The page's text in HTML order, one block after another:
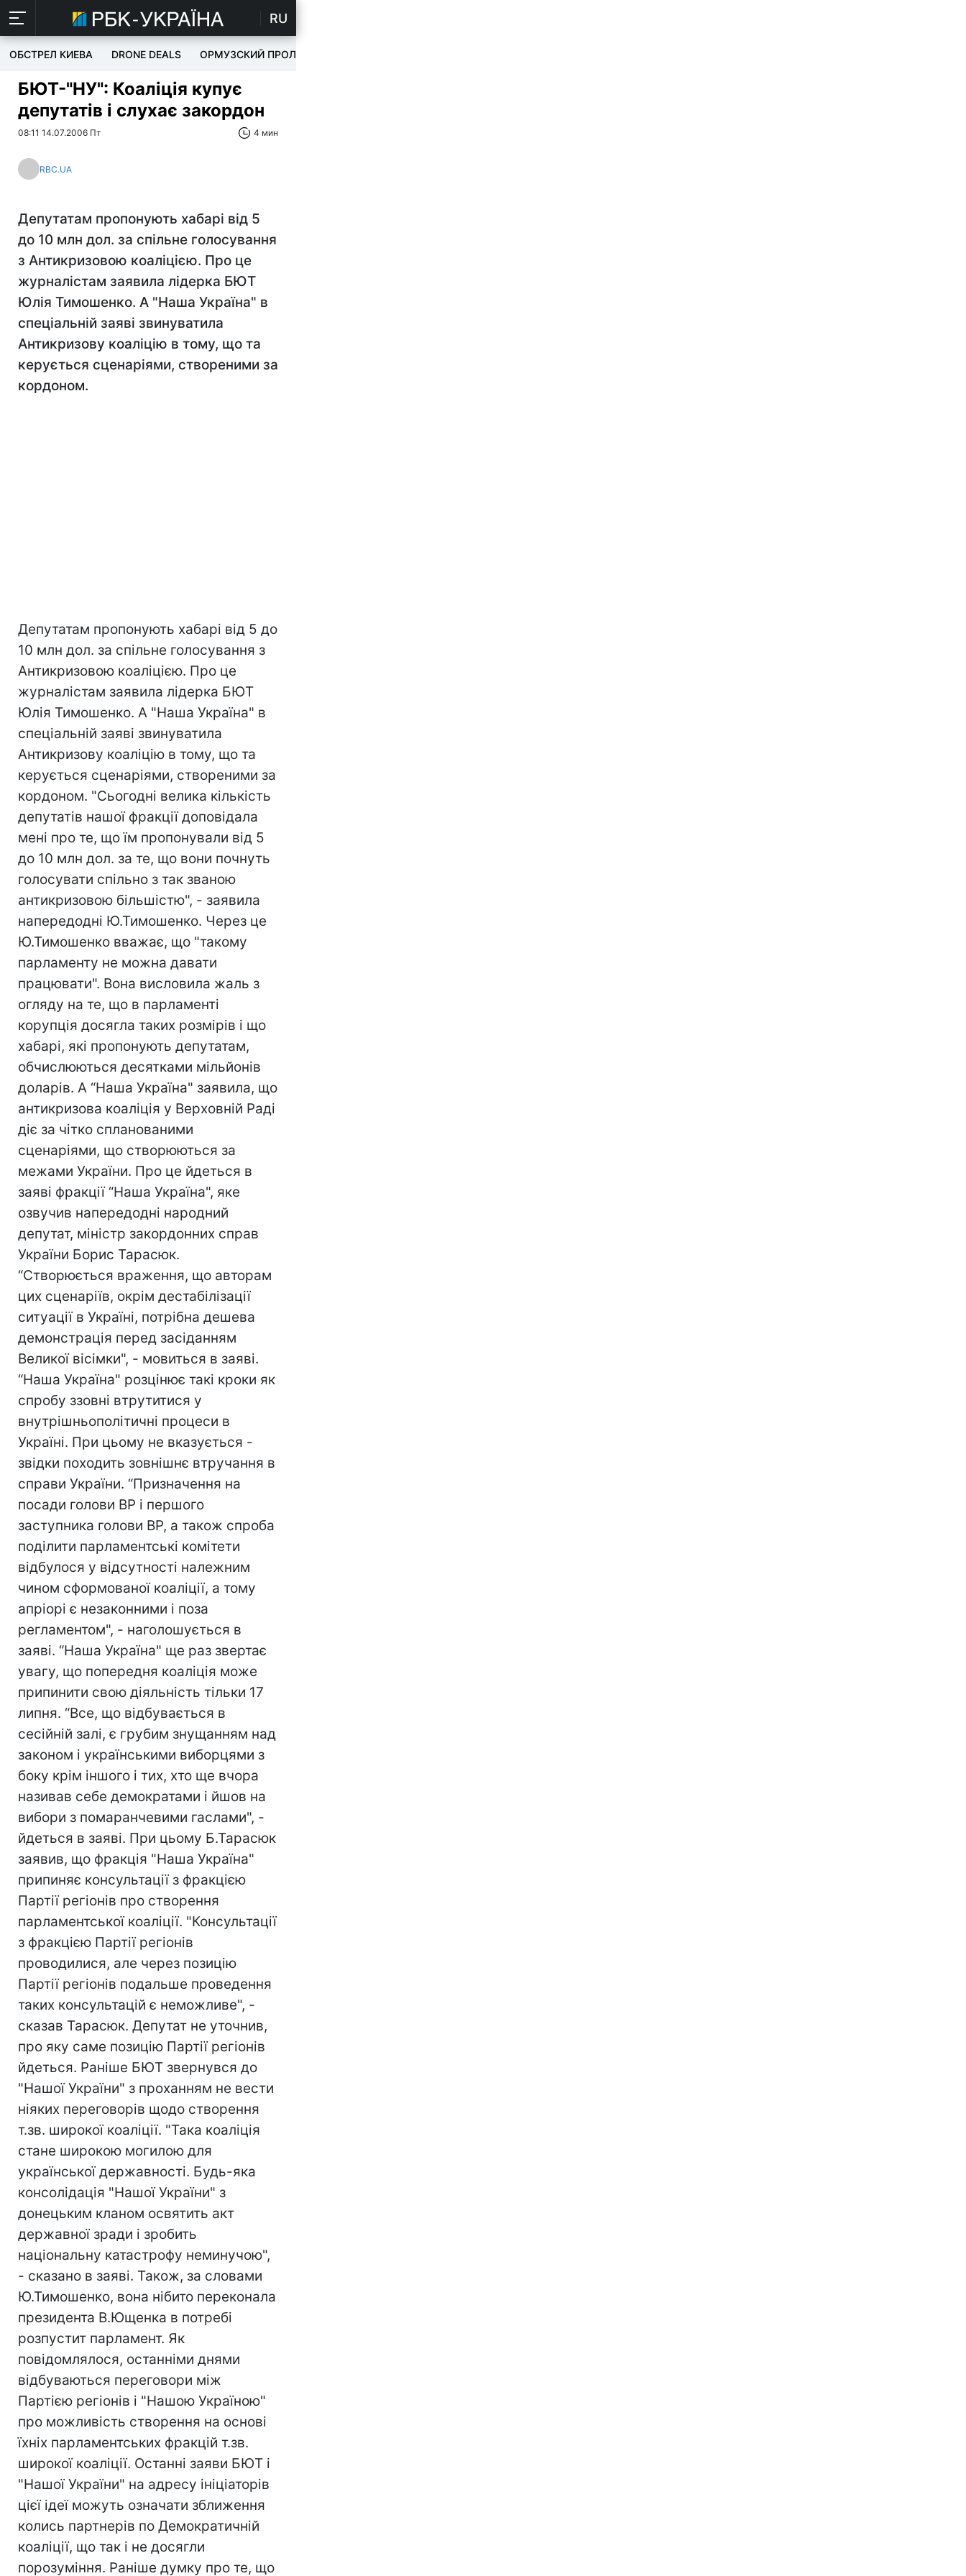
RU
ОБСТРЕЛ КИЕВА DRONE DEALS ОРМУЗСКИЙ ПРОЛИВ
БЮТ-"НУ": Коаліція купує
депутатів і слухає закордон
08:11 14.07.2006 Пт 4 мин
RBC.UA
Депутатам пропонують хабарі від 5
до 10 млн дол. за спільне голосування
з Антикризовою коаліцією. Про це
журналістам заявила лідерка БЮТ
Юлія Тимошенко. А "Наша Україна" в
спеціальній заяві звинуватила
Антикризову коаліцію в тому, що та
керується сценаріями, створеними за
кордоном.
Депутатам пропонують хабарі від 5 до
10 млн дол. за спільне голосування з
Антикризовою коаліцією. Про це
журналістам заявила лідерка БЮТ
Юлія Тимошенко. А "Наша Україна" в
спеціальній заяві звинуватила
Антикризову коаліцію в тому, що та
керується сценаріями, створеними за
кордоном. "Сьогодні велика кількість
депутатів нашої фракції доповідала
мені про те, що їм пропонували від 5
до 10 млн дол. за те, що вони почнуть
голосувати спільно з так званою
антикризовою більшістю", - заявила
напередодні Ю.Тимошенко. Через це
Ю.Тимошенко вважає, що "такому
парламенту не можна давати
працювати". Вона висловила жаль з
огляду на те, що в парламенті
корупція досягла таких розмірів і що
хабарі, які пропонують депутатам,
обчислюються десятками мільйонів
доларів. А “Наша Україна" заявила, що
антикризова коаліція у Верховній Раді
діє за чітко спланованими
сценаріями, що створюються за
межами України. Про це йдеться в
заяві фракції “Наша Україна", яке
озвучив напередодні народний
депутат, міністр закордонних справ
України Борис Тарасюк.
“Створюється враження, що авторам
цих сценаріїв, окрім дестабілізації
ситуації в Україні, потрібна дешева
демонстрація перед засіданням
Великої вісімки", - мовиться в заяві.
“Наша Україна" розцінює такі кроки як
спробу ззовні втрутитися у
внутрішньополітичні процеси в
Україні. При цьому не вказується -
звідки походить зовнішнє втручання в
справи України. “Призначення на
посади голови ВР і першого
заступника голови ВР, а також спроба
поділити парламентські комітети
відбулося у відсутності належним
чином сформованої коаліції, а тому
апріорі є незаконними і поза
регламентом", - наголошується в
заяві. “Наша Україна" ще раз звертає
увагу, що попередня коаліція може
припинити свою діяльність тільки 17
липня. “Все, що відбувається в
сесійній залі, є грубим знущанням над
законом і українськими виборцями з
боку крім іншого і тих, хто ще вчора
називав себе демократами і йшов на
вибори з помаранчевими гаслами", -
йдеться в заяві. При цьому Б.Тарасюк
заявив, що фракція "Наша Україна"
припиняє консультації з фракцією
Партії регіонів про створення
парламентської коаліції. "Консультації
з фракцією Партії регіонів
проводилися, але через позицію
Партії регіонів подальше проведення
таких консультацій є неможливе", -
сказав Тарасюк. Депутат не уточнив,
про яку саме позицію Партії регіонів
йдеться. Раніше БЮТ звернувся до
"Нашої України" з проханням не вести
ніяких переговорів щодо створення
т.зв. широкої коаліції. "Така коаліція
стане широкою могилою для
української державності. Будь-яка
консолідація "Нашої України" з
донецьким кланом освятить акт
державної зради і зробить
національну катастрофу неминучою",
- сказано в заяві. Також, за словами
Ю.Тимошенко, вона нібито переконала
президента В.Ющенка в потребі
розпустит парламент. Як
повідомлялося, останніми днями
відбуваються переговори між
Партією регіонів і "Нашою Україною"
про можливість створення на основі
їхніх парламентських фракцій т.зв.
широкої коаліції. Останні заяви БЮТ і
"Нашої України" на адресу ініціаторів
цієї ідеї можуть означати зближення
колись партнерів по Демократичній
коаліції, що так і не досягли
порозуміння. Раніше думку про те, що